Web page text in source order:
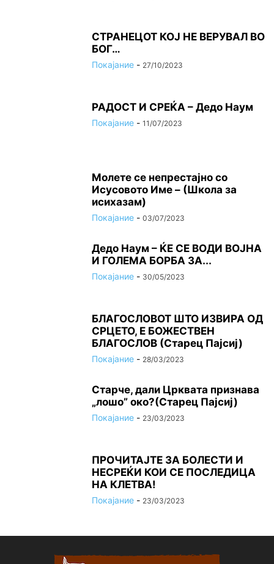
СТРАНЕЦОТ КОЈ НЕ ВЕРУВАЛ ВО
БОГ…
Покајание - 27/10/2023
РАДОСТ И СРЕЌА – Дедо Наум
Покајание - 11/07/2023
Молете се непрестајно со
Исусовото Име – (Школа за
исихазам)
Покајание - 03/07/2023
Дедо Наум – ЌЕ СЕ ВОДИ ВОЈНА
И ГОЛЕМА БОРБА ЗА...
Покајание - 30/05/2023
БЛАГОСЛОВОТ ШТО ИЗВИРА ОД
СРЦЕТО, Ε БОЖЕСТВЕН
БЛАГОСЛОВ (Старец Пајсиј)
Покајание - 28/03/2023
Старче, дали Црквата признава
„лошо” око?(Старец Пајсиј)
Покајание - 23/03/2023
ПРОЧИТАЈТЕ ЗА БОЛЕСТИ И
НЕСРЕЌИ КОИ СЕ ПОСЛЕДИЦА
НА КЛЕТВА!
Покајание - 23/03/2023